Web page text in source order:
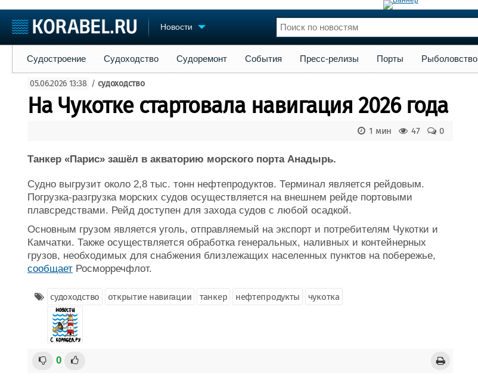
Новости
Судостроение
Пульс
Новости
Крюинг
Реклама
Торговая площадка
Доска объявлений
Продажа флота
Оборудование
Услуги
Конференции
Личности
Флот
Форум
Все службы
Судостроение Судоходство Судоремонт События Пресс-релизы Порты Рыболовство
05.06.2026 13:38 / судоходство
На Чукотке стартовала навигация 2026 года
0
47
1 мин
Танкер «Парис» зашёл в акваторию морского порта Анадырь.
Судно выгрузит около 2,8 тыс. тонн нефтепродуктов. Терминал является рейдовым.
Погрузка-разгрузка морских судов осуществляется на внешнем рейде портовыми
плавсредствами. Рейд доступен для захода судов с любой осадкой.
Основным грузом является уголь, отправляемый на экспорт и потребителям Чукотки и
Камчатки. Также осуществляется обработка генеральных, наливных и контейнерных
грузов, необходимых для снабжения близлежащих населенных пунктов на побережье,
сообщает Росморречфлот.
судоходство открытие навигации танкер нефтепродукты чукотка
0